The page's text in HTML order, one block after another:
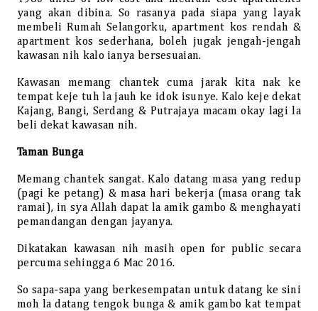
yang akan dibina. So rasanya pada siapa yang layak
membeli Rumah Selangorku, apartment kos rendah &
apartment kos sederhana, boleh jugak jengah-jengah
kawasan nih kalo ianya bersesuaian.
Kawasan memang chantek cuma jarak kita nak ke
tempat keje tuh la jauh ke idok isunye. Kalo keje dekat
Kajang, Bangi, Serdang & Putrajaya macam okay lagi la
beli dekat kawasan nih.
Taman Bunga
Memang chantek sangat. Kalo datang masa yang redup
(pagi ke petang) & masa hari bekerja (masa orang tak
ramai), in sya Allah dapat la amik gambo & menghayati
pemandangan dengan jayanya.
Dikatakan kawasan nih masih open for public secara
percuma sehingga 6 Mac 2016.
So sapa-sapa yang berkesempatan untuk datang ke sini
moh la datang tengok bunga & amik gambo kat tempat